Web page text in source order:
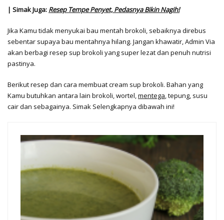
| Simak Juga: Resep Tempe Penyet, Pedasnya Bikin Nagih!
Jika Kamu tidak menyukai bau mentah brokoli, sebaiknya direbus
sebentar supaya bau mentahnya hilang. Jangan khawatir, Admin Via
akan berbagi resep sup brokoli yang super lezat dan penuh nutrisi
pastinya.
Berikut resep dan cara membuat cream sup brokoli. Bahan yang
Kamu butuhkan antara lain brokoli, wortel,mentega, tepung, susu
cair dan sebagainya. Simak Selengkapnya dibawah ini!